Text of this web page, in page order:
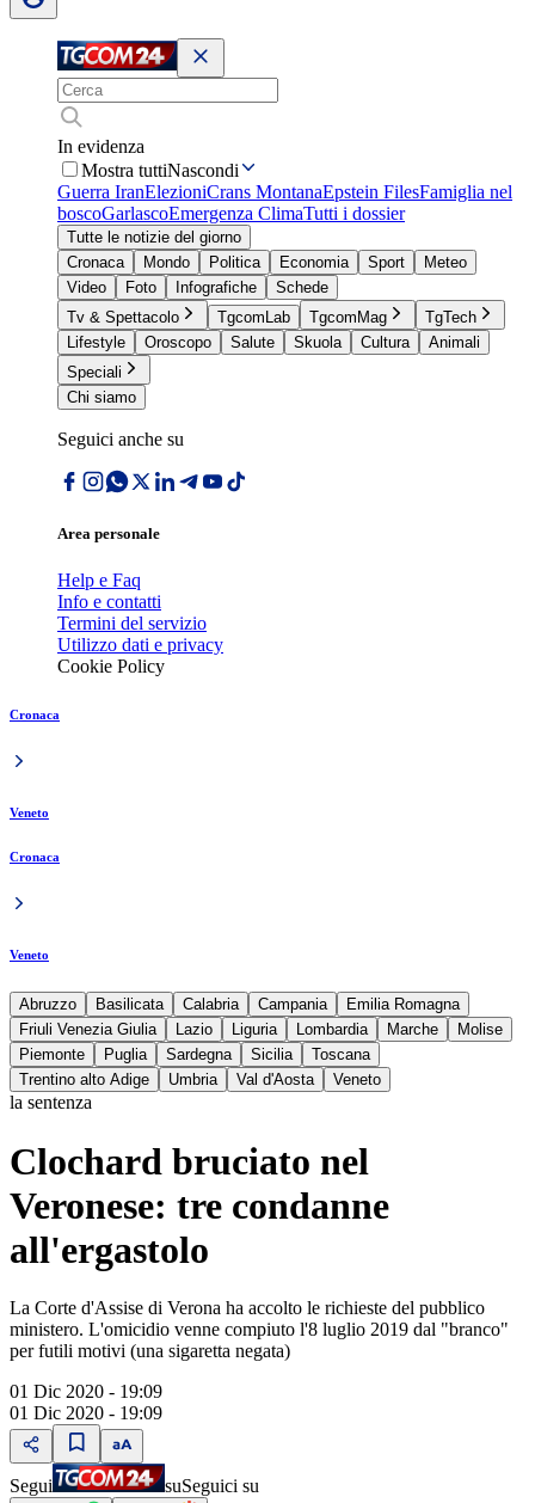
In evidenza
Mostra tuttiNascondi
Guerra IranElezioniCrans MontanaEpstein FilesFamiglia nel
boscoGarlascoEmergenza ClimaTutti i dossier
Tutte le notizie del giorno
Cronaca
Mondo Politica Economia Sport
Meteo
Video
Foto Infografiche
Schede
Tv & Spettacolo
TgcomLab TgcomMag
TgTech
Lifestyle
Oroscopo Salute Skuola Cultura
Animali
Speciali
Chi siamo
Seguici anche su
Area personale
Help e Faq
Info e contatti
Termini del servizio
Utilizzo dati e privacy
Cookie Policy
Cronaca
Veneto
Cronaca
Veneto
Abruzzo Basilicata Calabria Campania
Emilia Romagna
Friuli Venezia Giulia
Lazio Liguria Lombardia Marche
Molise
Piemonte
Puglia Sardegna Sicilia
Toscana
Trentino alto Adige
Umbria Val d'Aosta Veneto
la sentenza
Clochard bruciato nel
Veronese: tre condanne
all'ergastolo
La Corte d'Assise di Verona ha accolto le richieste del pubblico
ministero. L'omicidio venne compiuto l'8 luglio 2019 dal "branco"
per futili motivi (una sigaretta negata)
01 Dic 2020 - 19:09
01 Dic 2020 - 19:09
Segui suSeguici su